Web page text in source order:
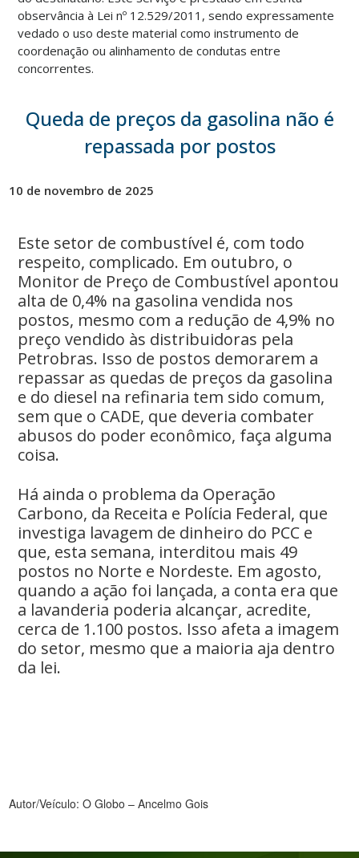
observância à Lei nº 12.529/2011, sendo expressamente
vedado o uso deste material como instrumento de
coordenação ou alinhamento de condutas entre
concorrentes.
Queda de preços da gasolina não é
repassada por postos
10 de novembro de 2025
Este setor de combustível é, com todo
respeito, complicado. Em outubro, o
Monitor de Preço de Combustível apontou
alta de 0,4% na gasolina vendida nos
postos, mesmo com a redução de 4,9% no
preço vendido às distribuidoras pela
Petrobras. Isso de postos demorarem a
repassar as quedas de preços da gasolina
e do diesel na refinaria tem sido comum,
sem que o CADE, que deveria combater
abusos do poder econômico, faça alguma
coisa.
Há ainda o problema da Operação
Carbono, da Receita e Polícia Federal, que
investiga lavagem de dinheiro do PCC e
que, esta semana, interditou mais 49
postos no Norte e Nordeste. Em agosto,
quando a ação foi lançada, a conta era que
a lavanderia poderia alcançar, acredite,
cerca de 1.100 postos. Isso afeta a imagem
do setor, mesmo que a maioria aja dentro
da lei.
Autor/Veículo: O Globo – Ancelmo Gois